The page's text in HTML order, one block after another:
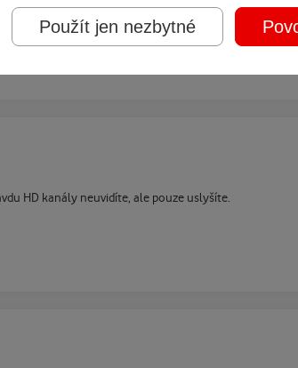
HD kanály neuvidíte, ale pouze uslyšíte.
Použít jen nezbytné